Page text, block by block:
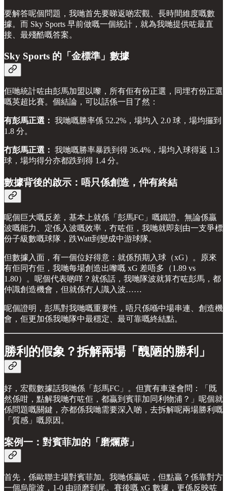
要解答呢個問題，我哋首先要睇返啲宏觀、長時間維度嘅數
據。而 Sky Sports 早前做嘅一個統計，就為我哋提供咗最直
接、最殘酷嘅答案。
Sky Sports 的「金標準」數據
佢哋統計咗由彭馬加盟以嚟，所有佢有份正選，同埋冇份正選
嘅英超比賽。個結論，可以話係一目了然：
有彭馬正選： 我哋嘅勝率係 52.2%，場均入 2.0 球，場均攞到
1.8 分。
冇彭馬正選： 我哋嘅勝率暴跌到得 36.4%，場均入球得返 1.3
球，場均得分亦都跌到得 1.4 分。
數據背後的啟示：唔只係創造，仲有終結
呢個巨大嘅反差，基本上就係「彭馬FC」嘅鐵證。無論係贏
波嘅能力、定係入波嘅效率，冇咗佢，我哋就即刻由一支爭標
份子級數嘅球隊，跌Watt到變成中游球隊。
但數據入面，有一個位好得意：就係預期入球（xG）。原來
有佢同冇佢，我哋每場創造出嚟嘅 xG 差唔多（1.89 vs
1.80）。呢個代表啲咩？就係話，我哋隊波就算冇咗彭馬，都
仲識創造機會，但就係冇人識入波……
呢個證明，彭馬對我哋嘅重要性，唔只係喺中場串連、創造機
會，佢更加係我哋隊中最穩定、最可靠嘅終結點。
勝利的假象？拆解兩場「醜陋的勝利」
好，宏觀數據話我哋係「彭馬FC」。但實有車迷會問：「既
然係咁，點解我哋冇咗佢，都贏到賓菲加同利物浦？」呢個就
係問題嘅關鍵，亦都係我哋需要深入啲，去拆解呢兩場勝利嘅
「質感」嘅原因。
案例一：對賓菲加的「磨爛蓆」
首先，係歐聯主場對賓菲加。我哋係贏咗，但點贏？係靠對方
一個烏龍波，1-0 由頭磨到尾。賽後嘅 xG 數據，更係反映咗